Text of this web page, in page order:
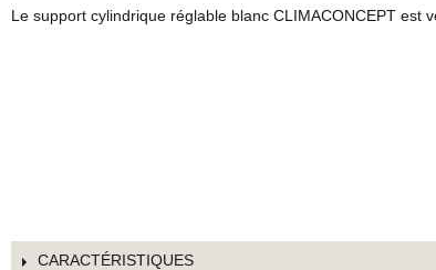
Le support cylindrique réglable blanc CLIMACONCEPT est
CARACTÉRISTIQUES